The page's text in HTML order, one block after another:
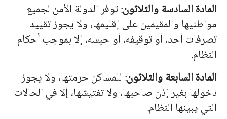
المادة السادسة والثلاثون: توفر الدولة الأمن لجميع
مواطنيها والمقيمين على إقليمها، ولا يجوز تقييد
تصرفات أحد، أو توقيفه، أو حبسه، إلا بموجب أحكام
النظام.
المادة السابعة والثلاثون: للمساكن حرمتها، ولا يجوز
دخولها بغير إذن صاحبها، ولا تفتيشها، إلا في الحالات
التي يبينها النظام.